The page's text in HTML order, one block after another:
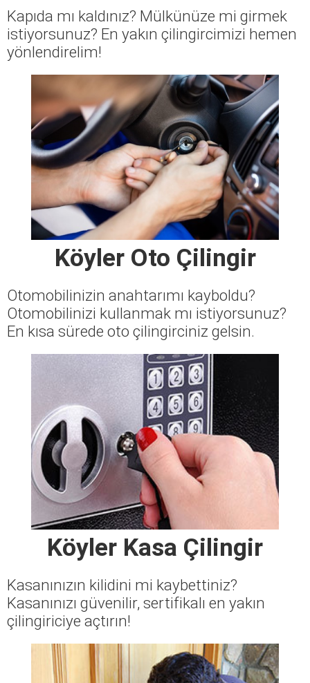
Kapıda mı kaldınız? Mülkünüze mi girmek
istiyorsunuz? En yakın çilingircimizi hemen
yönlendirelim!
Köyler Oto Çilingir
Otomobilinizin anahtarımı kayboldu?
Otomobilinizi kullanmak mı istiyorsunuz?
En kısa sürede oto çilingirciniz gelsin.
Köyler Kasa Çilingir
Kasanınızın kilidini mi kaybettiniz?
Kasanınızı güvenilir, sertifikalı en yakın
çilingiriciye açtırın!